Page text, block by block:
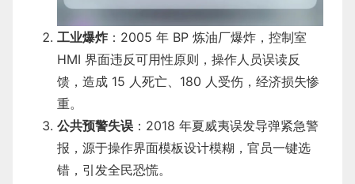
工业爆炸：2005 年 BP 炼油厂爆炸，控制室
HMI 界面违反可用性原则，操作人员误读反
馈，造成 15 人死亡、180 人受伤，经济损失惨
重。
公共预警失误 ：2018 年夏威夷误发导弹紧急警
报，源于操作界面模板设计模糊，官员一键选
错，引发全民恐慌。